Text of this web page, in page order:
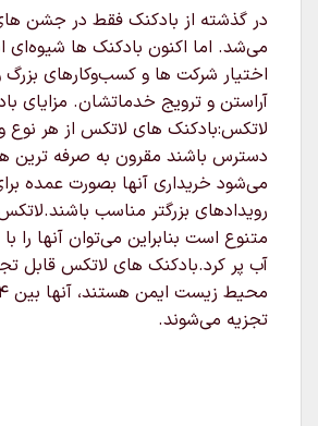
در گذشته از بادکنک فقط در جشن
می‌شد. اما اکنون بادکنک ها شیوه‌ای
اختیار شرکت ها و کسب‌وکارهای
آراستن و ترویج خدماتشان. مزایای
لاتکس:بادکنک های لاتکس از هر نوع
دسترس باشند مقرون به صرفه ترین
می‌شود خریداری آنها بصورت عمده
رویدادهای بزرگتر مناسب
متنوع است بنابراین می‌توان آنها را
آب پر کرد.بادکنک های لاتکس قابل
تجزیه می‌شوند.